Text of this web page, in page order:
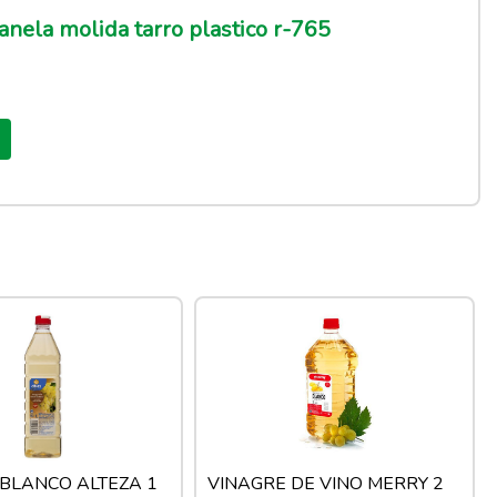
molida tarro plastico r-765
ALTEZA 1
VINAGRE DE VINO MERRY 2